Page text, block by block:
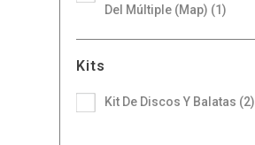
Del Múltiple (Map) (1)
Kits
Kit De Discos Y Balatas (2)